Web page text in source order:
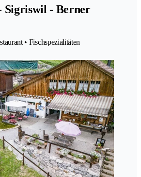
Sigriswil - Berner
• Fischspezialitäten